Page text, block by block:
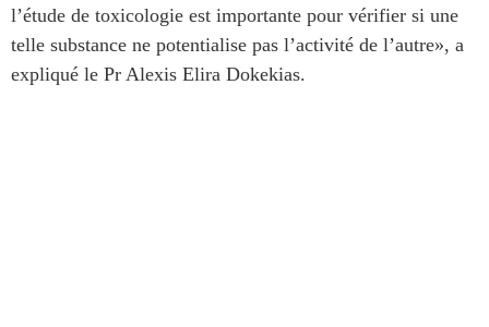
l’étude de toxicologie est importante pour vérifier si une
telle substance ne potentialise pas l’activité de l’autre», a
expliqué le Pr Alexis Elira Dokekias.